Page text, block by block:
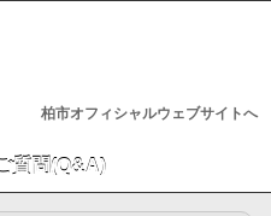
柏市オフィシャルウェブサイトへ